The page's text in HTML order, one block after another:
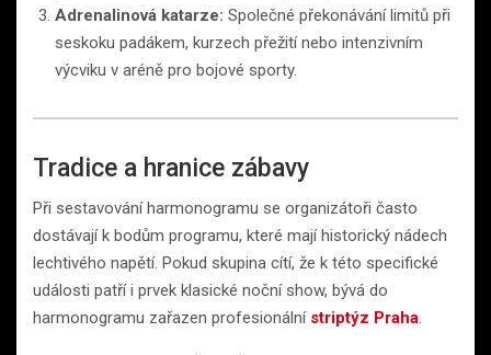
Adrenalinová katarze: Společné překonávání limitů při
seskoku padákem, kurzech přežití nebo intenzivním
výcviku v aréně pro bojové sporty.
Tradice a hranice zábavy
Při sestavování harmonogramu se organizátoři často
dostávají k bodům programu, které mají historický nádech
lechtivého napětí. Pokud skupina cítí, že k této specifické
události patří i prvek klasické noční show, bývá do
harmonogramu zařazen profesionální striptýz Praha.